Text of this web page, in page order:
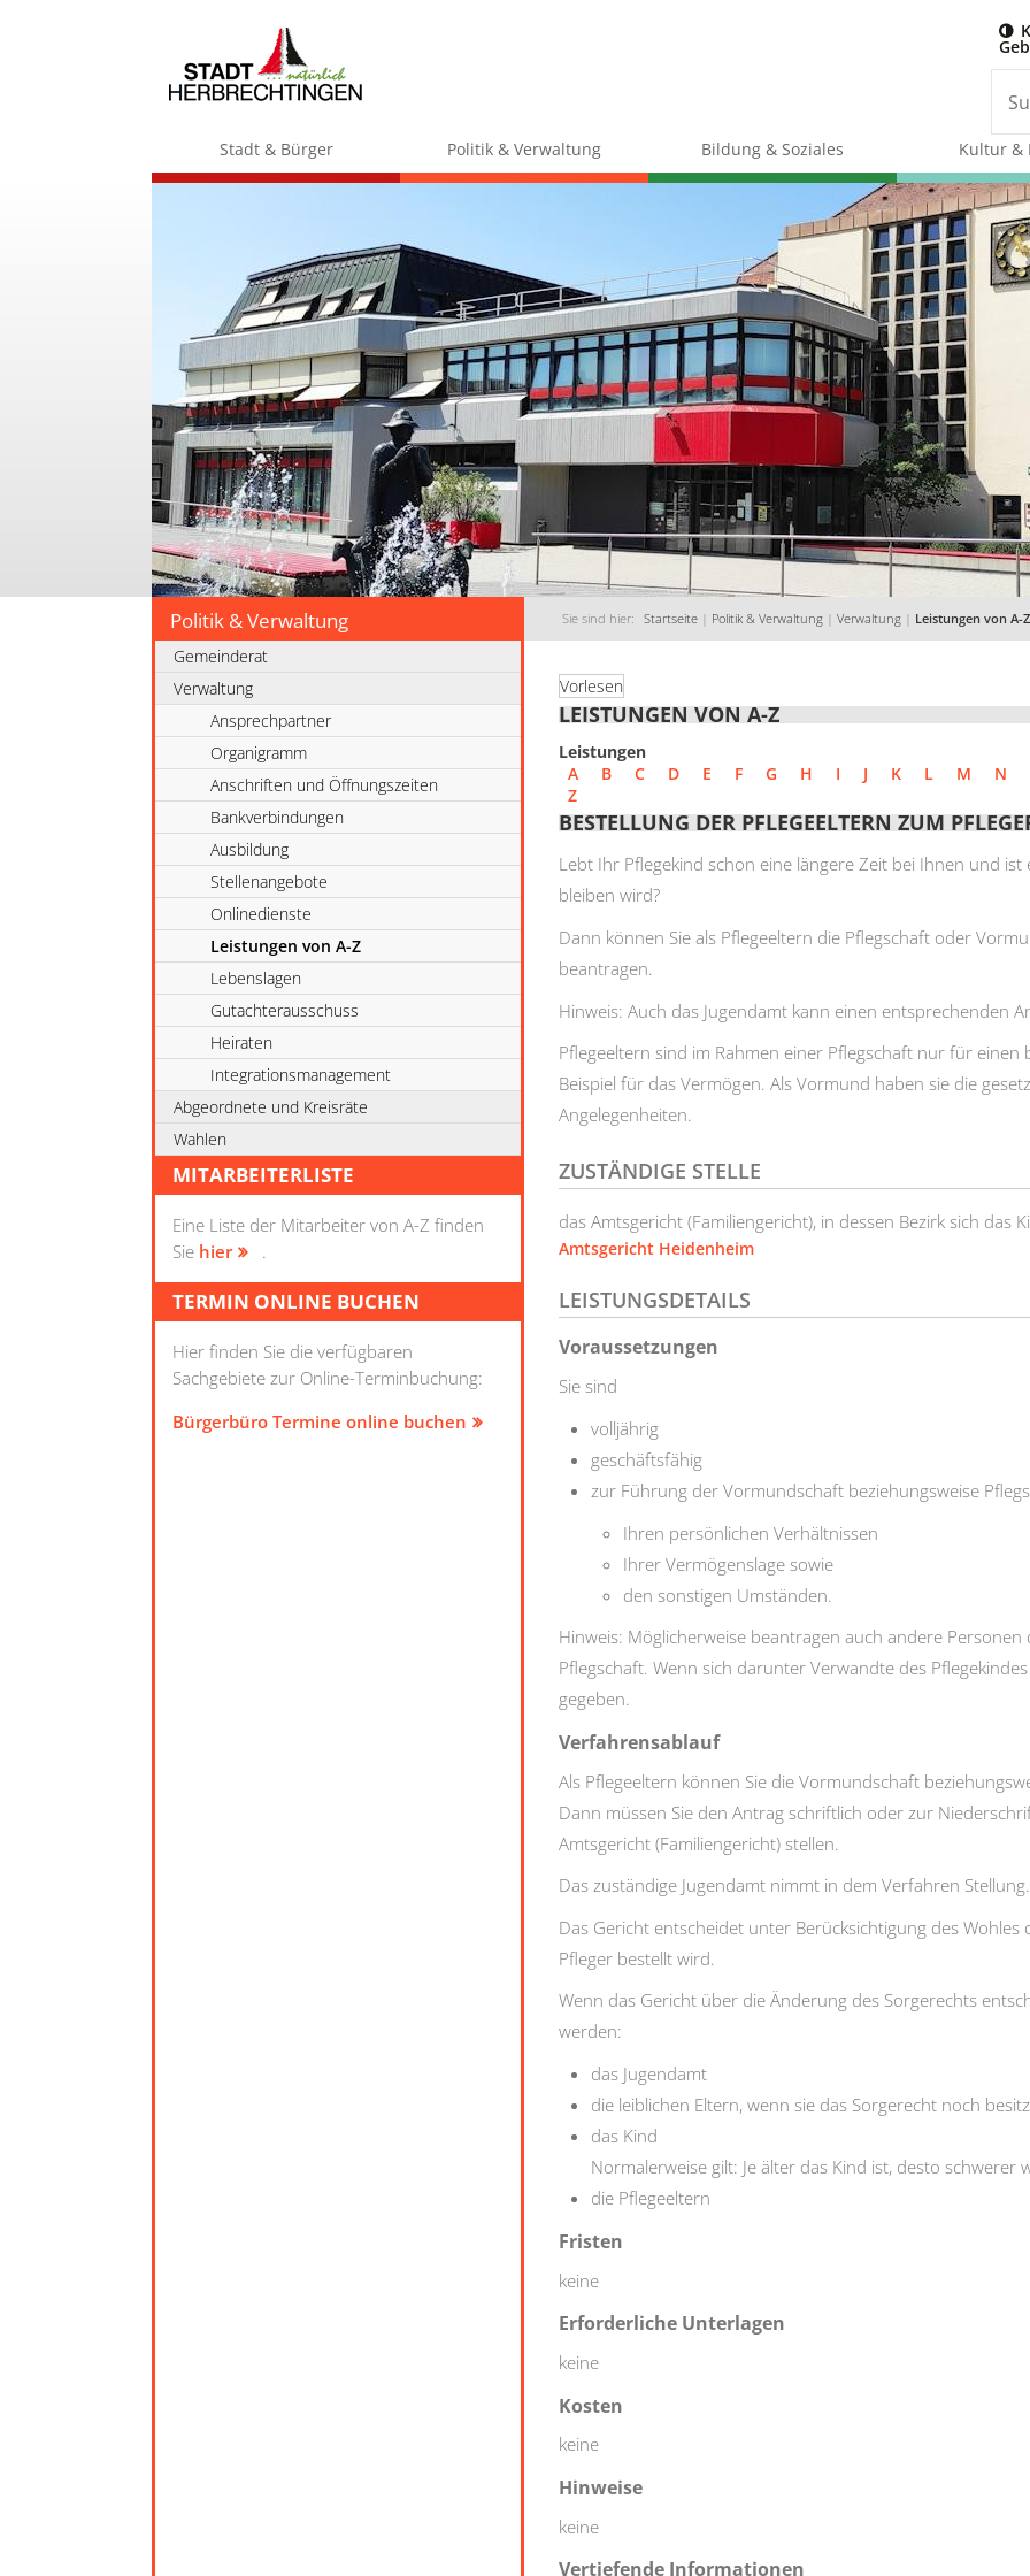
Stadt & Bürger Politik & Verwaltung Bildung & Soziales Kultur &
Politik & Verwaltung Sie sind hier: Startseite | Politik & Verwaltung | Verwaltung | Leistungen von A-Z
Gemeinderat
Verwaltung
Ansprechpartner
Organigramm
Anschriften und Öffnungszeiten
Bankverbindungen
Ausbildung
Stellenangebote
Onlinedienste
Leistungen von A-Z
Lebenslagen
Gutachterausschuss
Heiraten
Integrationsmanagement
Abgeordnete und Kreisräte
Wahlen
MITARBEITERLISTE
Eine Liste der Mitarbeiter von A-Z finden
Sie hier .
TERMIN ONLINE BUCHEN
Hier finden Sie die verfügbaren
Sachgebiete zur Online-Terminbuchung:
Bürgerbüro Termine online buchen
Vorlesen
LEISTUNGEN VON A-Z
Leistungen
A
B C D E F G H I J K L M N
Z
BESTELLUNG DER PFLEGEELTERN ZUM
Lebt Ihr Pflegekind schon eine längere Zeit bei Ihnen und ist
bleiben wird?
Dann können Sie als Pflegeeltern die Pflegschaft oder
beantragen.
Hinweis: Auch das Jugendamt kann einen entsprechenden
Pflegeeltern sind im Rahmen einer Pflegschaft nur für einen
Beispiel für das Vermögen. Als Vormund haben sie die
Angelegenheiten.
ZUSTÄNDIGE STELLE
das Amtsgericht (Familiengericht), in dessen Bezirk sich das
Amtsgericht Heidenheim
LEISTUNGSDETAILS
Voraussetzungen
Sie sind
volljährig
geschäftsfähig
zur Führung der Vormundschaft beziehungsweise
Ihren persönlichen Verhältnissen
Ihrer Vermögenslage sowie
den sonstigen Umständen.
Hinweis: Möglicherweise beantragen auch andere Personen
Pflegschaft. Wenn sich darunter Verwandte des
gegeben.
Verfahrensablauf
Als Pflegeeltern können Sie die Vormundschaft
Dann müssen Sie den Antrag schriftlich oder zur
Amtsgericht (Familiengericht) stellen.
Das zuständige Jugendamt nimmt in dem Verfahren Stellung.
Das Gericht entscheidet unter Berücksichtigung des Wohles
Pfleger bestellt wird.
Wenn das Gericht über die Änderung des Sorgerechts
werden:
das Jugendamt
die leiblichen Eltern, wenn sie das Sorgerecht noch
das Kind
Normalerweise gilt: Je älter das Kind ist, desto schwerer
die Pflegeeltern
Fristen
keine
Erforderliche Unterlagen
keine
Kosten
keine
Hinweise
keine
Vertiefende Informationen